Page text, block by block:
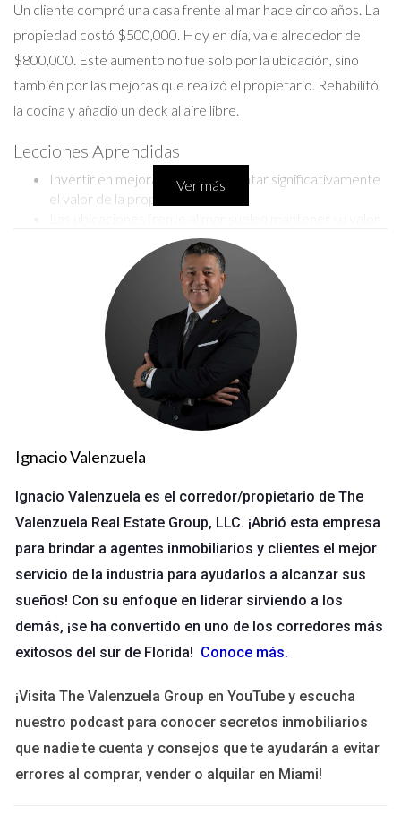
Un cliente compró una casa frente al mar hace cinco años. La
propiedad costó $500,000. Hoy en día, vale alrededor de
$800,000. Este aumento no fue solo por la ubicación, sino
también por las mejoras que realizó el propietario. Rehabilitó
la cocina y añadió un deck al aire libre.
Lecciones Aprendidas
Invertir en mejoras puede aumentar significativamente
el valor de la propiedad.
incluso durante recesiones.
Si quieres aprender más sobre cómo mejorar el
valor de tu propiedad, ¡contáctame!
LLÁMAME AHORA
Caso 2: El Edificio de Oficinas
el centro de Tampa. Se adquirió por $1 millón. A través de una
buena gestión y marketing, se logró llenar el edificio con
inquilinos a los seis meses. Actualmente, la propiedad genera
$120,000 anuales en alquiler.
Estrategias Utilizadas
Realizar un análisis de mercado detallado para
determinar las necesidades de los inquilinos.
Implementar estrategias de marketing digital para
No subestimes la importancia del análisis de
mercado; ¡puede marcar la diferencia!
Caso 3: Proyecto Residencial
Ver más
Ignacio Valenzuela
Ignacio Valenzuela es el corredor/propietario de The
Valenzuela Real Estate Group, LLC. ¡Abrió esta empresa
para brindar a agentes inmobiliarios y clientes el mejor
servicio de la industria para ayudarlos a alcanzar sus
sueños! Con su enfoque en liderar sirviendo a los
demás, ¡se ha convertido en uno de los corredores más
exitosos del sur de Florida! Conoce más.
¡Visita The Valenzuela Group en YouTube y escucha
nuestro podcast para conocer secretos inmobiliarios
que nadie te cuenta y consejos que te ayudarán a evitar
errores al comprar, vender o alquilar en Miami!